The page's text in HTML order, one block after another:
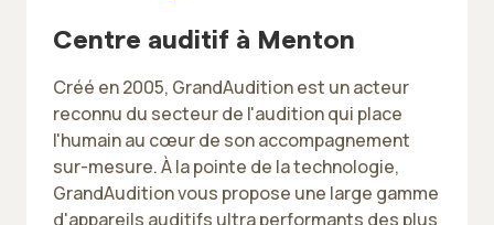
Centre auditif à Menton
Créé en 2005, GrandAudition est un acteur
reconnu du secteur de l'audition qui place
l'humain au cœur de son accompagnement
sur-mesure. À la pointe de la technologie,
GrandAudition vous propose une large gamme
d'appareils auditifs ultra performants des plus